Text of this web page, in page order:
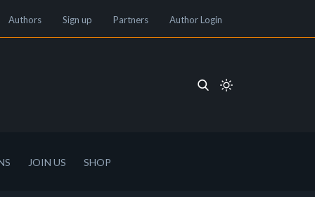
Authors Sign up Partners Author Login
JOIN US SHOP